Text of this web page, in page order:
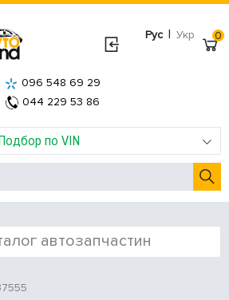
Рус | Укр
по VIN
096 548 69 29
044 229 53 86
0
автозапчастин